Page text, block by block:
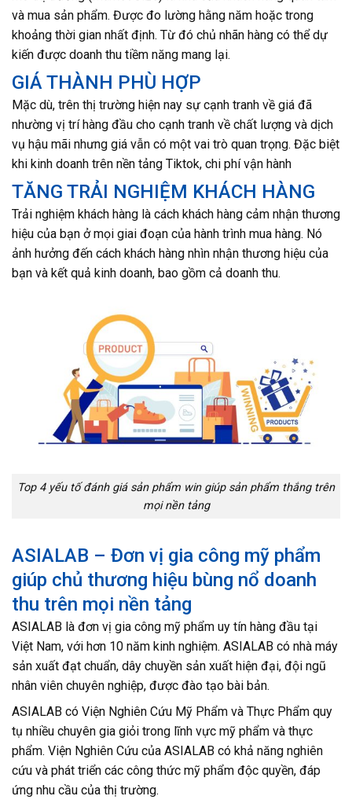
và mua sản phẩm. Được đo lường hằng năm hoặc trong
khoảng thời gian nhất định. Từ đó chủ nhãn hàng có thể dự
kiến được doanh thu tiềm năng mang lại.
GIÁ THÀNH PHÙ HỢP
Mặc dù, trên thị trường hiện nay sự cạnh tranh về giá đã
nhường vị trí hàng đầu cho cạnh tranh về chất lượng và dịch
vụ hậu mãi nhưng giá vẫn có một vai trò quan trọng. Đặc biệt
khi kinh doanh trên nền tảng Tiktok, chi phí vận hành
TĂNG TRẢI NGHIỆM KHÁCH HÀNG
Trải nghiệm khách hàng là cách khách hàng cảm nhận thương
hiệu của bạn ở mọi giai đoạn của hành trình mua hàng. Nó
ảnh hưởng đến cách khách hàng nhìn nhận thương hiệu của
bạn và kết quả kinh doanh, bao gồm cả doanh thu.
Top 4 yếu tố đánh giá sản phẩm win giúp sản phẩm thắng trên
mọi nền tảng
ASIALAB – Đơn vị gia công mỹ phẩm
giúp chủ thương hiệu bùng nổ doanh
thu trên mọi nền tảng
ASIALAB là đơn vị gia công mỹ phẩm uy tín hàng đầu tại
Việt Nam, với hơn 10 năm kinh nghiệm. ASIALAB có nhà máy
sản xuất đạt chuẩn, dây chuyền sản xuất hiện đại, đội ngũ
nhân viên chuyên nghiệp, được đào tạo bài bản.
ASIALAB có Viện Nghiên Cứu Mỹ Phẩm và Thực Phẩm quy
tụ nhiều chuyên gia giỏi trong lĩnh vực mỹ phẩm và thực
phẩm. Viện Nghiên Cứu của ASIALAB có khả năng nghiên
cứu và phát triển các công thức mỹ phẩm độc quyền, đáp
ứng nhu cầu của thị trường.